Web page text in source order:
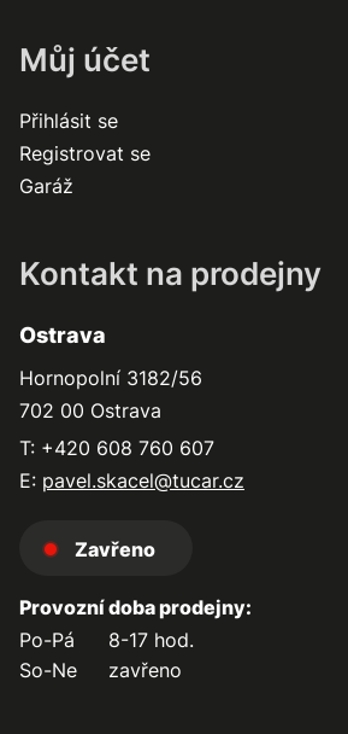
Můj účet
Přihlásit se
Registrovat se
Garáž
Kontakt na prodejny
Ostrava
Hornopolní 3182/56
702 00 Ostrava
T: +420 608 760 607
E: pavel.skacel@tucar.cz
Zavřeno
Provozní doba prodejny:
Po-Pá
8-17 hod.
So-Ne
zavřeno